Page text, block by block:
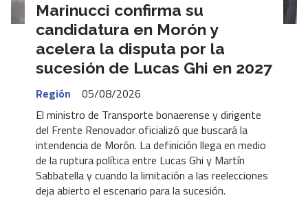
Marinucci confirma su
candidatura en Morón y
acelera la disputa por la
sucesión de Lucas Ghi en 2027
Región
05/08/2026
El ministro de Transporte bonaerense y dirigente
del Frente Renovador oficializó que buscará la
intendencia de Morón. La definición llega en medio
de la ruptura política entre Lucas Ghi y Martín
Sabbatella y cuando la limitación a las reelecciones
deja abierto el escenario para la sucesión.